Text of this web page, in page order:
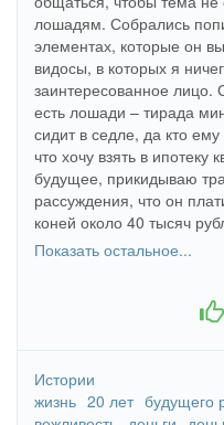
лошадям. Собрались
элементах, которые он
видосы, в которых я
заинтересованное
есть лошади – тирада
сидит в седле, да кто
что хочу взять в ипотеку
будущее, прикидываю
рассуждения, что он
коней около 40 тысяч
супруге путёвку на
новое седло купить».
езде на его коне за мои
хватало на всех) и
Показать остальное...
Истории
жизнь 20 лет будущего